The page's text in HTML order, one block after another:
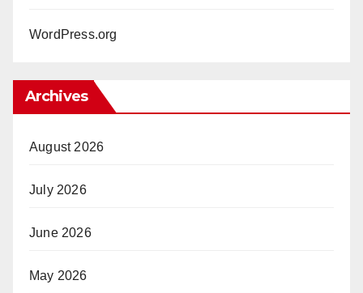
WordPress.org
Archives
August 2026
July 2026
June 2026
May 2026